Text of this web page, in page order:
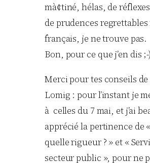
mà¢tiné, hélas, de
de prudences
français, je ne trouve pas.
Bon, pour ce que j’en dis ;-)
Merci pour tes conseils
Lomig : pour l’instant je
à celles du 7 mai, et j’ai
apprécié la pertinence de
quelle rigueur ? » et «
secteur public », pour ne